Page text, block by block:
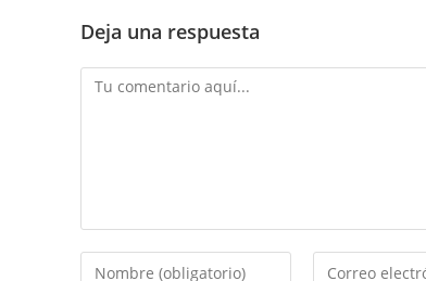
Deja una respuesta